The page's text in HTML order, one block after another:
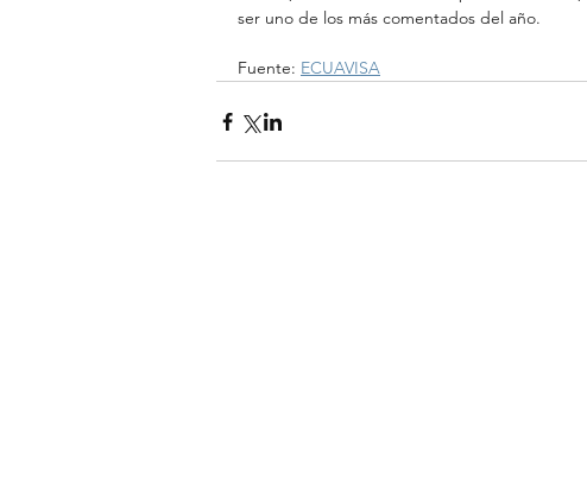
ser uno de los más comentados del año.
Fuente: ECUAVISA